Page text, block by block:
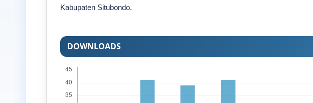
Kabupaten Situbondo.
DOWNLOADS